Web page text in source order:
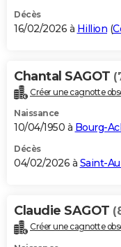
Décès
16/02/2026 à Hillion (
Chantal SAGOT
Créer une cagnotte
Naissance
10/04/1950 à Bourg-
Décès
04/02/2026 à Saint-
Claudie SAGOT
Créer une cagnotte